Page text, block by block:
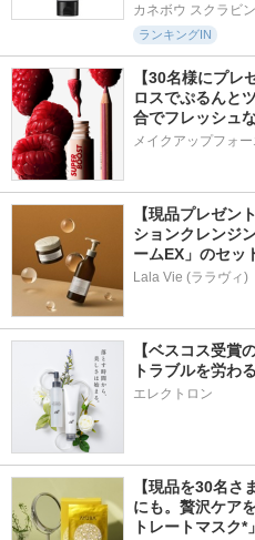
カネボウ スクラビ
ランキングIN
【30名様にプレ
ロスでぷるんと
合でフレッシュ
メイクアップフォ
【現品プレゼン
ションクレンジ
ームEX」のセッ
Lala Vie (ララヴィ)
【ベスコス受賞
トラブルを労わ
エレクトロン
【現品を30名さ
にも。贅沢ケア
トレートマスク*」